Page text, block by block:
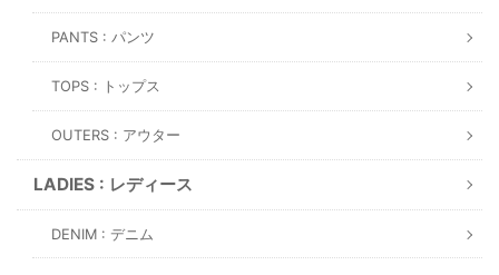
PANTS : パンツ
TOPS : トップス
OUTERS : アウター
LADIES : レディース
DENIM : デニム